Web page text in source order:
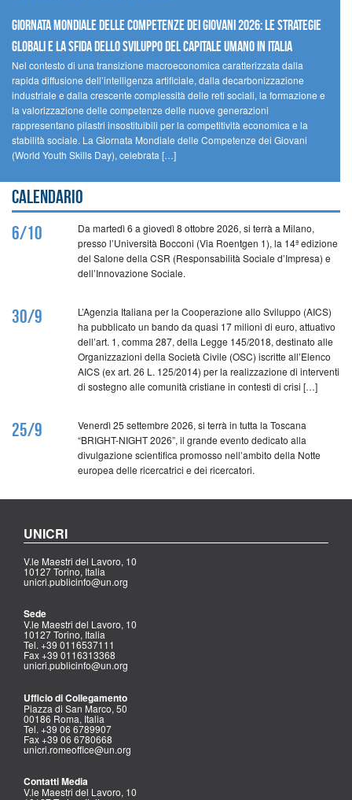
GIORNATA MONDIALE DELLE COMPETENZE DEI GIOVANI 2026: LE STRATEGIE
GLOBALI E LA SFIDA DELLO SVILUPPO DEL CAPITALE UMANO IN ITALIA
Nel contesto di una transizione macroeconomica caratterizzata dalla
rapida diffusione dell’intelligenza artificiale, dalla decarbonizzazione
industriale e dalla crescente complessità delle reti sociali, la formazione e
la valorizzazione delle competenze delle nuove generazioni
rappresentano pilastri insostituibili per la competitività economica e la
stabilità sociale. La Giornata Mondiale delle Competenze dei Giovani
(World Youth Skills Day), celebrata […]
Calendario
6/10
Da martedì 6 a giovedì 8 ottobre 2026, si terrà a Milano,
presso l’Università Bocconi (Via Roentgen 1), la 14ª edizione
del Salone della CSR (Responsabilità Sociale d’Impresa) e
dell’Innovazione Sociale.
30/9
L’Agenzia Italiana per la Cooperazione allo Sviluppo (AICS)
ha pubblicato un bando da quasi 17 milioni di euro, attuativo
dell’art. 1, comma 287, della Legge 145/2018, destinato alle
Organizzazioni della Società Civile (OSC) iscritte all’Elenco
AICS (ex art. 26 L. 125/2014) per la realizzazione di interventi
di sostegno alle comunità cristiane in contesti di crisi […]
25/9
Venerdì 25 settembre 2026, si terrà in tutta la Toscana
“BRIGHT-NIGHT 2026”, il grande evento dedicato alla
divulgazione scientifica promosso nell’ambito della Notte
europea delle ricercatrici e dei ricercatori.
UNICRI
V.le Maestri del Lavoro, 10
10127 Torino, Italia
unicri.publicinfo@un.org
Sede
V.le Maestri del Lavoro, 10
10127 Torino, Italia
Tel. +39 0116537111
Fax +39 0116313368
unicri.publicinfo@un.org
Ufficio di Collegamento
Piazza di San Marco, 50
00186 Roma, Italia
Tel. +39 06 6789907
Fax +39 06 6780668
unicri.romeoffice@un.org
Contatti Media
V.le Maestri del Lavoro, 10